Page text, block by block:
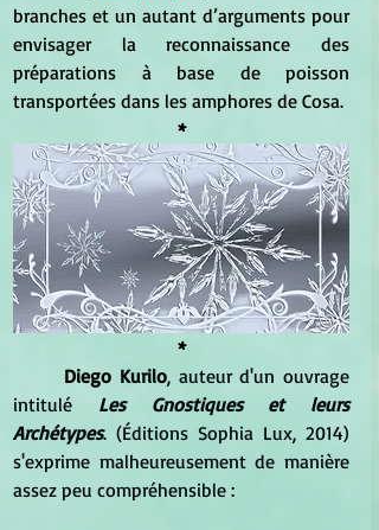
branches et un autant d’arguments pour
envisager la reconnaissance des
préparations à base de poisson
transportées dans les amphores de Cosa.
*
*
Diego Kurilo, auteur d'un ouvrage
intitulé Les Gnostiques et leurs
Archétypes. (Éditions Sophia Lux, 2014)
s'exprime malheureusement de manière
assez peu compréhensible :